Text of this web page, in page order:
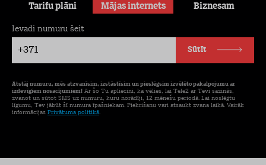
Tarifu plāni Mājas internets Biznesam
+371
Ievadi numuru šeit
Sūtīt
Atstāj numuru, mēs atzvanīsim, izstāstīsim un pieslēgsim izvēlēto pakalpojumu ar
izdevīgiem nosacījumiem! Ar šo Tu apliecini, ka vēlies, lai Tele2 ar Tevi sazinās,
zvanot un sūtot SMS uz numuru, kuru norādīji, 12 mēnešu periodā. Lai noslēgtu
līgumu, Tev jābūt šī numura īpašniekam. Piekrišanu vari atsaukt zvana laikā. Vairāk
informācijas Privātuma politikā.